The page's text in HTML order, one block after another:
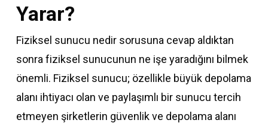
Yarar?
Fiziksel sunucu nedir sorusuna cevap aldıktan
sonra fiziksel sunucunun ne işe yaradığını bilmek
önemli. Fiziksel sunucu; özellikle büyük depolama
alanı ihtiyacı olan ve paylaşımlı bir sunucu tercih
etmeyen şirketlerin güvenlik ve depolama alanı